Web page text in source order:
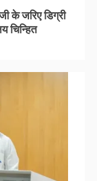
के जरिए डिग्री
चिन्हित